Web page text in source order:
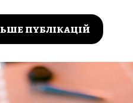
публікацій